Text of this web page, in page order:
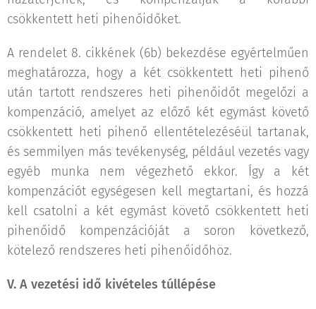
csökkentett heti pihenőidőket.
A rendelet 8. cikkének (6b) bekezdése egyértelműen
meghatározza, hogy a két csökkentett heti pihenő
után tartott rendszeres heti pihenőidőt megelőzi a
kompenzáció, amelyet az előző két egymást követő
csökkentett heti pihenő ellentételezéséül tartanak,
és semmilyen más tevékenység, például vezetés vagy
egyéb munka nem végezhető ekkor. Így a két
kompenzációt egységesen kell megtartani, és hozzá
kell csatolni a két egymást követő csökkentett heti
pihenőidő kompenzációját a soron következő,
kötelező rendszeres heti pihenőidőhöz.
V. A vezetési idő kivételes túllépése